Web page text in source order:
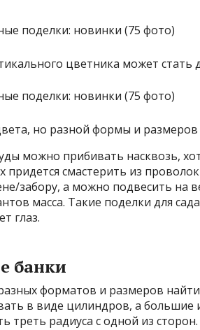
цветника может стать
но разной формы и размеров
можно прибивать насквозь,
придется смастерить из
забору, а можно подвесить на
масса. Такие поделки для
глаз.
банки
форматов и размеров
в виде цилиндров, а
треть радиуса с одной из